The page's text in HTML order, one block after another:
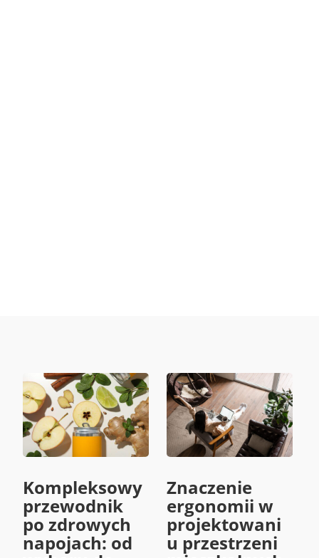
Kompleksowy
przewodnik
po zdrowych
napojach: od
Znaczenie
ergonomii w
projektowani
u przestrzeni